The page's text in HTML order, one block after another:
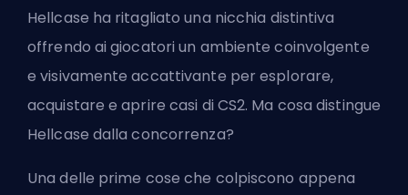
Hellcase ha ritagliato una nicchia distintiva
offrendo ai giocatori un ambiente coinvolgente
e visivamente accattivante per esplorare,
acquistare e aprire casi di CS2. Ma cosa distingue
Hellcase dalla concorrenza?
Una delle prime cose che colpiscono appena